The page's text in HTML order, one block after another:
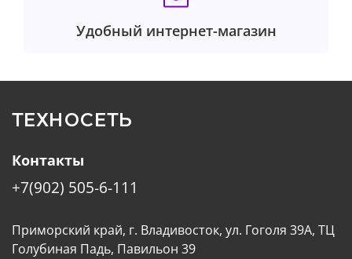
Удобный интернет-магазин
ТЕХНОСЕТЬ
Контакты
+7(902) 505-6-111
Приморский край, г. Владивосток, ул. Гоголя 39А, ТЦ
Голубиная Падь, Павильон 39